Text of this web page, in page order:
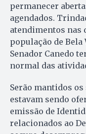
permanecer
agendados.
atendimentos nas
população de
Senador Canedo
normal das
Serão mantidos
estavam sendo
emissão de
relacionados ao